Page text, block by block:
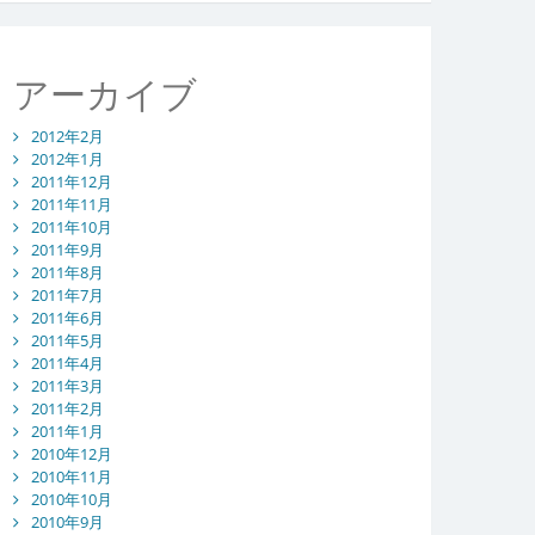
アーカイブ
2012年2月
2012年1月
2011年12月
2011年11月
2011年10月
2011年9月
2011年8月
2011年7月
2011年6月
2011年5月
2011年4月
2011年3月
2011年2月
2011年1月
2010年12月
2010年11月
2010年10月
2010年9月